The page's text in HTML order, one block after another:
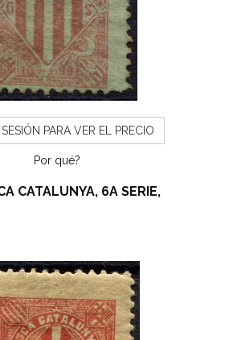
SESIÓN PARA VER EL PRECIO
Por qué?
CATALUNYA, 6A SERIE,